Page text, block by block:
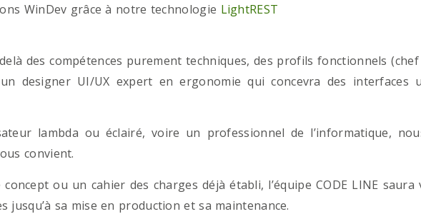
WinDev grâce à notre technologie LightREST
des compétences purement techniques, des profils fonctionnels
designer UI/UX expert en ergonomie qui concevra des
lambda ou éclairé, voire un professionnel de l’informatique,
convient.
ou un cahier des charges déjà établi, l’équipe CODE LINE
jusqu’à sa mise en production et sa maintenance.